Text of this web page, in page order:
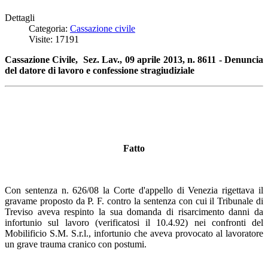
Dettagli
Categoria: Cassazione civile
Visite: 17191
Cassazione Civile, Sez. Lav., 09 aprile 2013, n. 8611 - Denuncia
del datore di lavoro e confessione stragiudiziale
Fatto
Con sentenza n. 626/08 la Corte d'appello di Venezia rigettava il
gravame proposto da P. F. contro la sentenza con cui il Tribunale di
Treviso aveva respinto la sua domanda di risarcimento danni da
infortunio sul lavoro (verificatosi il 10.4.92) nei confronti del
Mobilificio S.M. S.r.l., infortunio che aveva provocato al lavoratore
un grave trauma cranico con postumi.